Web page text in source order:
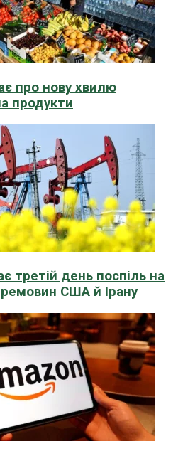
про нову хвилю
продукти
третій день поспіль на
США й Ірану